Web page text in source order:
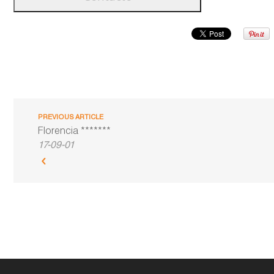
PREVIOUS ARTICLE
Florencia *******
17-09-01